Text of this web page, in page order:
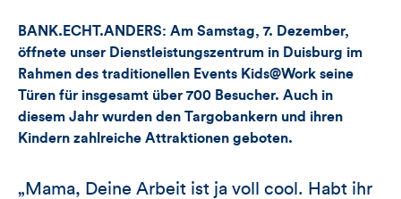
Kommentare
dieses
Artikels
BANK.ECHT.ANDERS: Am Samstag, 7. Dezember,
öffnete unser Dienstleistungszentrum in Duisburg im
Rahmen des traditionellen Events Kids@Work seine
Türen für insgesamt über 700 Besucher. Auch in
diesem Jahr wurden den Targobankern und ihren
Kindern zahlreiche Attraktionen geboten.
„Mama, Deine Arbeit ist ja voll cool. Habt ihr